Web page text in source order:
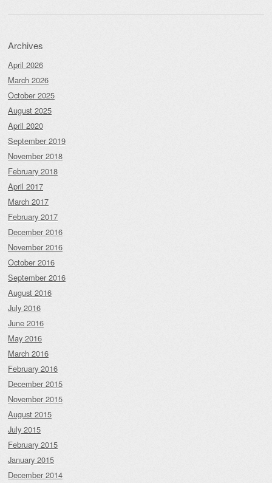
Archives
April 2026
March 2026
October 2025
August 2025
April 2020
September 2019
November 2018
February 2018
April 2017
March 2017
February 2017
December 2016
November 2016
October 2016
September 2016
August 2016
July 2016
June 2016
May 2016
March 2016
February 2016
December 2015
November 2015
August 2015
July 2015
February 2015
January 2015
December 2014